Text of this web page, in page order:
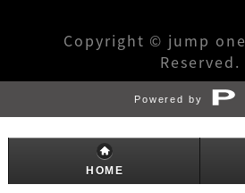
Copyright © jump
Reserved.
Powered by
HOME